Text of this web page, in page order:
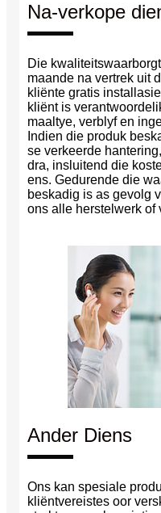
Na-verkope
Die
maande na vertrek uit
kliënte gratis
kliënt is
maaltye, verblyf en
Indien die produk
se verkeerde
dra, insluitend die
ens. Gedurende die
beskadig is as gevolg
ons alle herstelwerk of
Ander Diens
Ons kan spesiale
kliëntvereistes oor